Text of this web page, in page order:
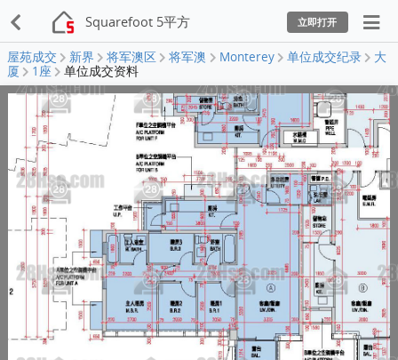
Squarefoot 5平方 立即打开
屋苑成交 新界 将军澳区 将军澳 Monterey 单位成交纪录
大
厦
1座 单位成交资料